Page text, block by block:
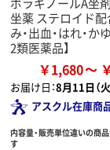
坐薬 ステロイド
み・出血・はれ・か
2類医薬品】
￥1,680
お届け日：8月11日（火
アスクル在庫商
内容量・販売単位違いの商
す